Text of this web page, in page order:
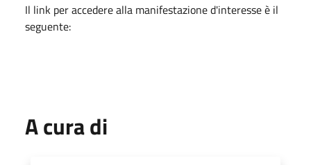
Il link per accedere alla manifestazione d'interesse è il
seguente:
A cura di